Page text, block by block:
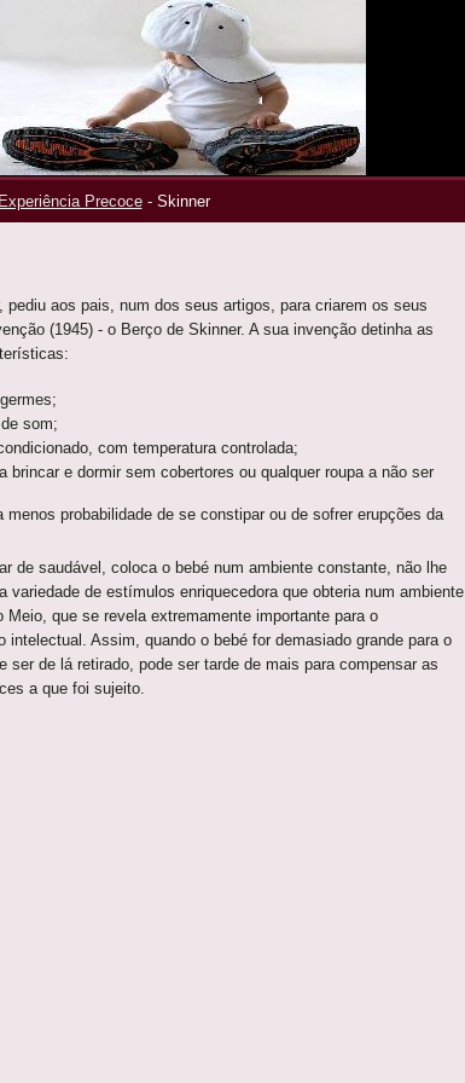
Experiência Precoce - Skinner
pediu aos pais, num dos seus artigos, para criarem os seus
(1945) - o Berço de Skinner. A sua invenção detinha as
som;
com temperatura controlada;
brincar e dormir sem cobertores ou qualquer roupa a não ser
menos probabilidade de se constipar ou de sofrer erupções da
de saudável, coloca o bebé num ambiente constante, não lhe
variedade de estímulos enriquecedora que obteria num ambiente
Meio, que se revela extremamente importante para o
intelectual. Assim, quando o bebé for demasiado grande para o
ser de lá retirado, pode ser tarde de mais para compensar as
a que foi sujeito.